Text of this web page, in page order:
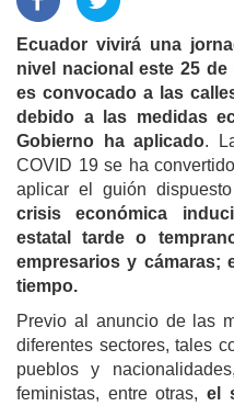
Ecuador vivirá una
nivel nacional este 25 de
es convocado a las
debido a las medidas
Gobierno ha aplicado.
COVID 19 se ha
aplicar el guión
crisis económica
estatal tarde o
empresarios y cámaras;
tiempo.
Previo al anuncio de las
diferentes sectores, tales
pueblos y
feministas, entre otras, el